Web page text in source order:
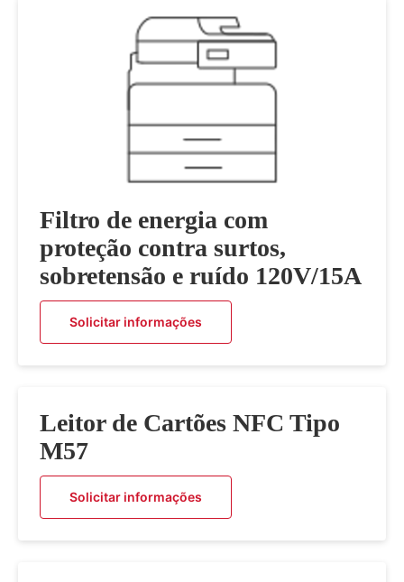
Filtro de energia com
proteção contra surtos,
sobretensão e ruído 120V/15A
Solicitar informações
Leitor de Cartões NFC Tipo
M57
Solicitar informações